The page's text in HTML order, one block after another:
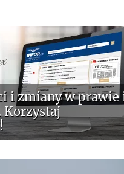
i zmiany w prawie
Korzystaj